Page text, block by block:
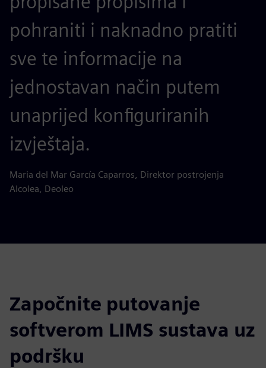
pohraniti i naknadno pratiti
sve te informacije na
jednostavan način putem
unaprijed konfiguriranih
izvještaja.
Maria del Mar García Caparros, Direktor postrojenja
Alcolea, Deoleo
Započnite putovanje
softverom LIMS sustava uz
podršku